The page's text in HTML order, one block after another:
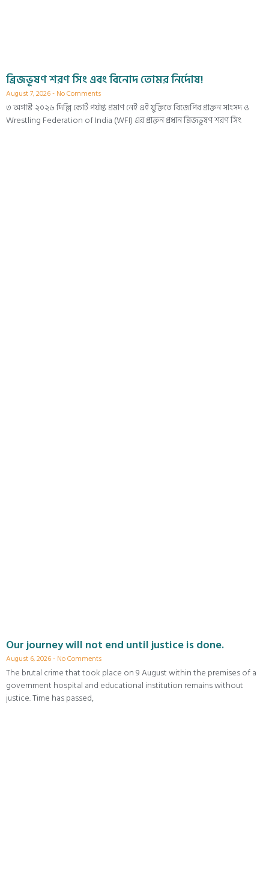
ব্রিজভূষণ শরণ সিং এবং বিনোদ তোমর নির্দোষ!
August 7, 2026 No Comments
৩ অগাস্ট ২০২৬ দিল্লি কোর্ট পর্যাপ্ত প্রমাণ নেই এই যুক্তিতে বিজেপির প্রাক্তন সাংসদ ও
Wrestling Federation of India (WFI) এর প্রাক্তন প্রধান ব্রিজভূষণ শরণ সিং
Our journey will not end until justice is done.
August 6, 2026 No Comments
The brutal crime that took place on 9 August within the premises of a
government hospital and educational institution remains without
justice. Time has passed,